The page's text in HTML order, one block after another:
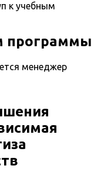
к учебным
программы
менеджер